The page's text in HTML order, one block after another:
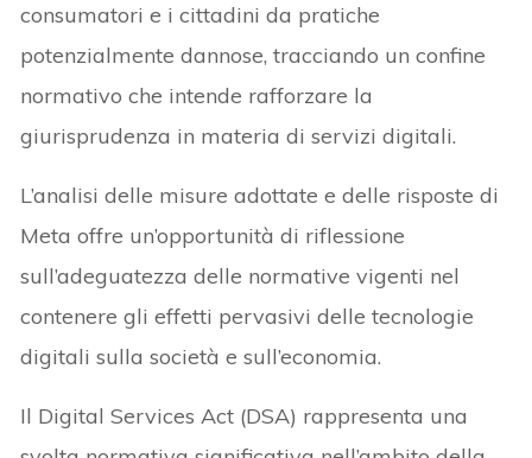
consumatori e i cittadini da pratiche
potenzialmente dannose, tracciando un confine
normativo che intende rafforzare la
giurisprudenza in materia di servizi digitali.
L’analisi delle misure adottate e delle risposte di
Meta offre un’opportunità di riflessione
sull’adeguatezza delle normative vigenti nel
contenere gli effetti pervasivi delle tecnologie
digitali sulla società e sull’economia.
Il Digital Services Act (DSA) rappresenta una